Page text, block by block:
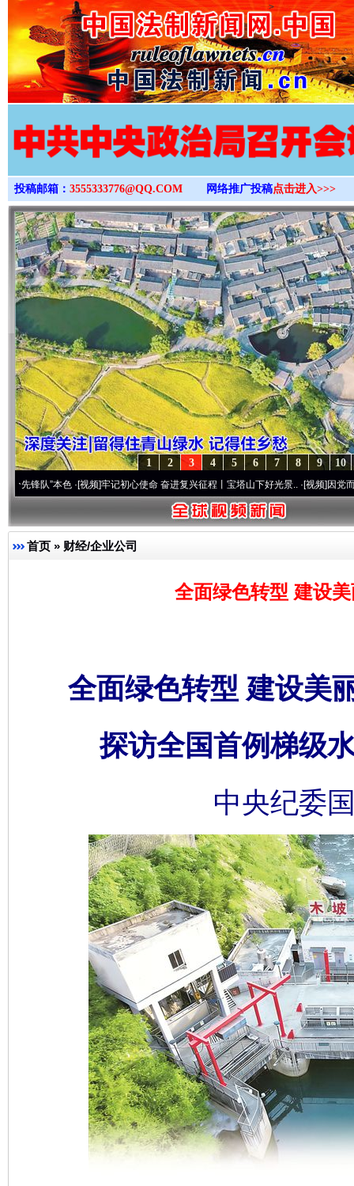
>
投稿邮箱： 3555333776@QQ.COM 网络推广投稿点击进入>>>
10
9
8
7
6
5
4
3
2
1
·[视频]牢记初心使命 奋进复兴征程丨宝塔山下好光景..·[视频]因党而生 为党而战
首页 » 财经/企业公司
全面绿色转型 建设
全面绿色转型 建设美
探访全国首例梯级
中央纪委